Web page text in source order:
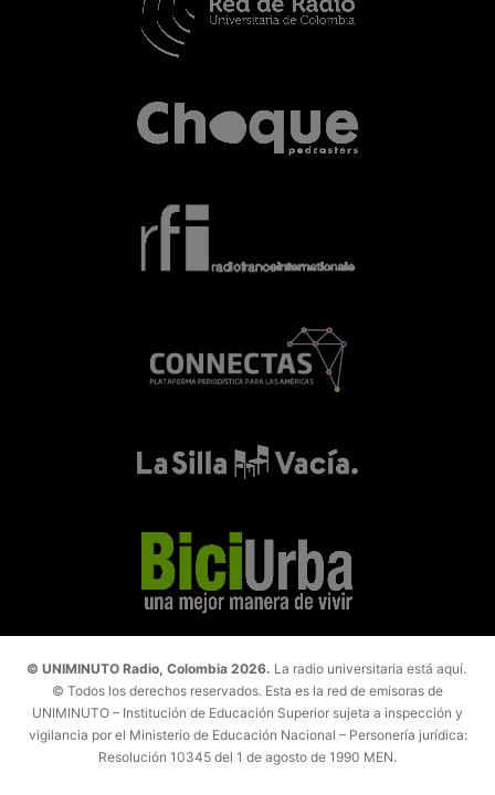
© UNIMINUTO Radio, Colombia 2026. La radio universitaria está aquí.
© Todos los derechos reservados. Esta es la red de emisoras de
UNIMINUTO – Institución de Educación Superior sujeta a inspección y
vigilancia por el Ministerio de Educación Nacional – Personería jurídica:
Resolución 10345 del 1 de agosto de 1990 MEN.